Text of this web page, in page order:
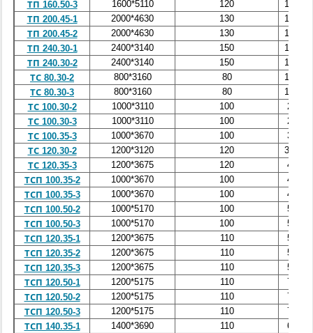
ТП 160.50-3 1600*5110 120
10,5
ТП 200.45-1
2000*4630 130
12,5
ТП 200.45-2
2000*4630 130
12,5
ТП 240.30-1
2400*3140 150
12,0
ТП 240.30-2
2400*3140 150
12,0
ТС 80.30-2
800*3160 80
1,85
ТС 80.30-3
800*3160 80
1,85
ТС 100.30-2
1000*3110 100
2,7
ТС 100.30-3
1000*3110 100
2,7
ТС 100.35-3
1000*3670 100
3,5
ТС 120.30-2
1200*3120 120
3,85
ТС 120.35-3
1200*3675 120
4,5
ТСП 100.35-2
1000*3670 100
4,0
ТСП 100.35-3
1000*3670 100
4,0
ТСП 100.50-2
1000*5170 100
5,5
ТСП 100.50-3
1000*5170 100
5,5
ТСП 120.35-1
1200*3675 110
5,0
ТСП 120.35-2
1200*3675 110
5,0
ТСП 120.35-3
1200*3675 110
5,0
ТСП 120.50-1
1200*5175 110
7,0
ТСП 120.50-2
1200*5175 110
7,0
ТСП 120.50-3
1200*5175 110
7,0
ТСП 140.35-1
1400*3690 110
6,3